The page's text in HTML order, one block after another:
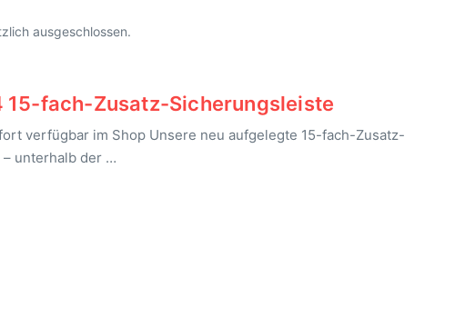
ausgeschlossen.
15-fach-Zusatz-Sicherungsleiste
verfügbar im Shop Unsere neu aufgelegte 15-fach-Zusatz-
unterhalb der …